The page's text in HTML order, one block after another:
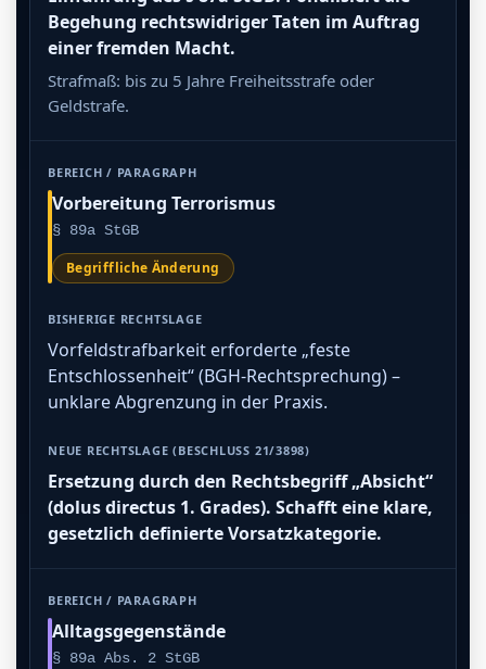
Begehung rechtswidriger Taten im Auftrag
einer fremden Macht.
Strafmaß: bis zu 5 Jahre Freiheitsstrafe oder
Geldstrafe.
Vorbereitung Terrorismus
§ 89a StGB
Begriffliche Änderung
Vorfeldstrafbarkeit erforderte „feste
Entschlossenheit“ (BGH-Rechtsprechung) –
unklare Abgrenzung in der Praxis.
Ersetzung durch den Rechtsbegriff „Absicht“
(dolus directus 1. Grades). Schafft eine klare,
gesetzlich definierte Vorsatzkategorie.
Alltagsgegenstände
§ 89a Abs. 2 StGB